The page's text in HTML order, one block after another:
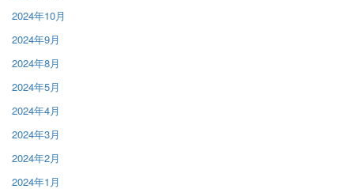
2024年10月
2024年9月
2024年8月
2024年5月
2024年4月
2024年3月
2024年2月
2024年1月